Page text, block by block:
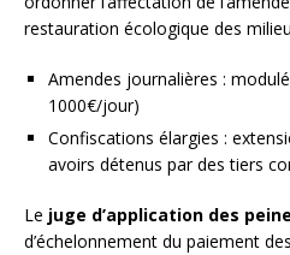
restauration écologique des
Amendes journalières :
1000€/jour)
Confiscations élargies :
avoirs détenus par des tiers
Le juge d’application des
d’échelonnement du paiement